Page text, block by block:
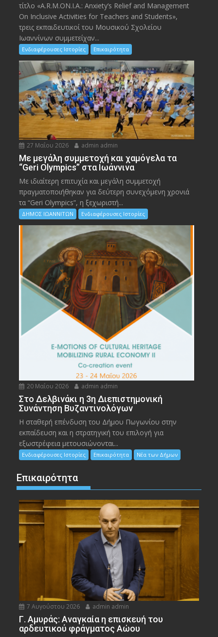
τίτλο «A.R.M.ON.I.A.: Anxiety’s Relief and Management
On Inclusive Activities for Teachers and Students»,
τρεις εκπαιδευτικοί του Μουσικού Σχολείου
Ιωαννίνων συμμετείχαν...
Ενδιαφέρουσες Ιστορίες Επικαιρότητα
27 Μαΐου 2026 admin admin
Με μεγάλη συμμετοχή και χαμόγελα τα
“Geri Olympics” στα Ιωάννινα
Με ιδιαίτερη επιτυχία και μεγάλη συμμετοχή
πραγματοποιήθηκαν για δεύτερη συνεχόμενη χρονιά
τα “Geri Olympics”, η ξεχωριστή...
ΔΗΜΟΣ ΙΩΑΝΝΙΤΩΝ Ενδιαφέρουσες Ιστορίες
20 Μαΐου 2026 admin admin
Στο Δελβινάκι η 3η Διεπιστημονική
Συνάντηση Βυζαντινολόγων
Η σταθερή επένδυση του Δήμου Πωγωνίου στην
εκπαίδευση και η στρατηγική του επιλογή για
εξωστρέφεια μετουσιώνονται...
Ενδιαφέρουσες Ιστορίες Επικαιρότητα Νέα των Δήμων
Επικαιρότητα
7 Αυγούστου 2026 admin admin
Γ. Αμυράς: Αναγκαία η επισκευή του
αρδευτικού φράγματος Αώου